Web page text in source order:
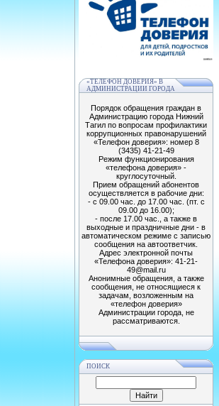
«ТЕЛЕФОН ДОВЕРИЯ» В
АДМИНИСТРАЦИИ ГОРОДА
Порядок обращения граждан в
Администрацию города Нижний
Тагил по вопросам профилактики
коррупционных правонарушений
«Телефон доверия»: номер 8
(3435) 41-21-49
Режим функционирования
«телефона доверия» -
круглосуточный.
Прием обращений абонентов
осуществляется в рабочие дни:
- с 09.00 час. до 17.00 час. (пт. с
09.00 до 16.00);
- после 17.00 час., а также в
выходные и праздничные дни - в
автоматическом режиме с записью
сообщения на автоответчик.
Адрес электронной почты
«Телефона доверия»: 41-21-
49@mail.ru
Анонимные обращения, а также
сообщения, не относящиеся к
задачам, возложенным на
«телефон доверия»
Администрации города, не
рассматриваются.
ПОИСК